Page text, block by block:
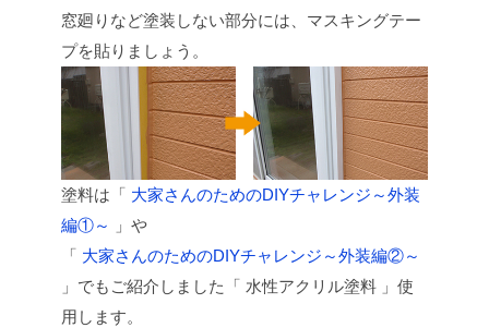
窓廻りなど塗装しない部分には、マスキングテー
プを貼りましょう。
塗料は「 大家さんのためのDIYチャレンジ～外装
編①～
」や
「 大家さんのためのDIYチャレンジ～外装編②～
」でもご紹介しました「 水性アクリル塗料 」使
用します。